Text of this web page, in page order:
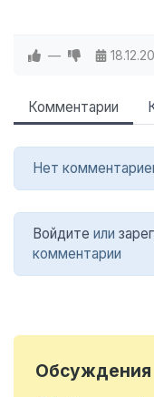
—
Комментарии
Нет
Войдите или
комментарии
Обсуждения